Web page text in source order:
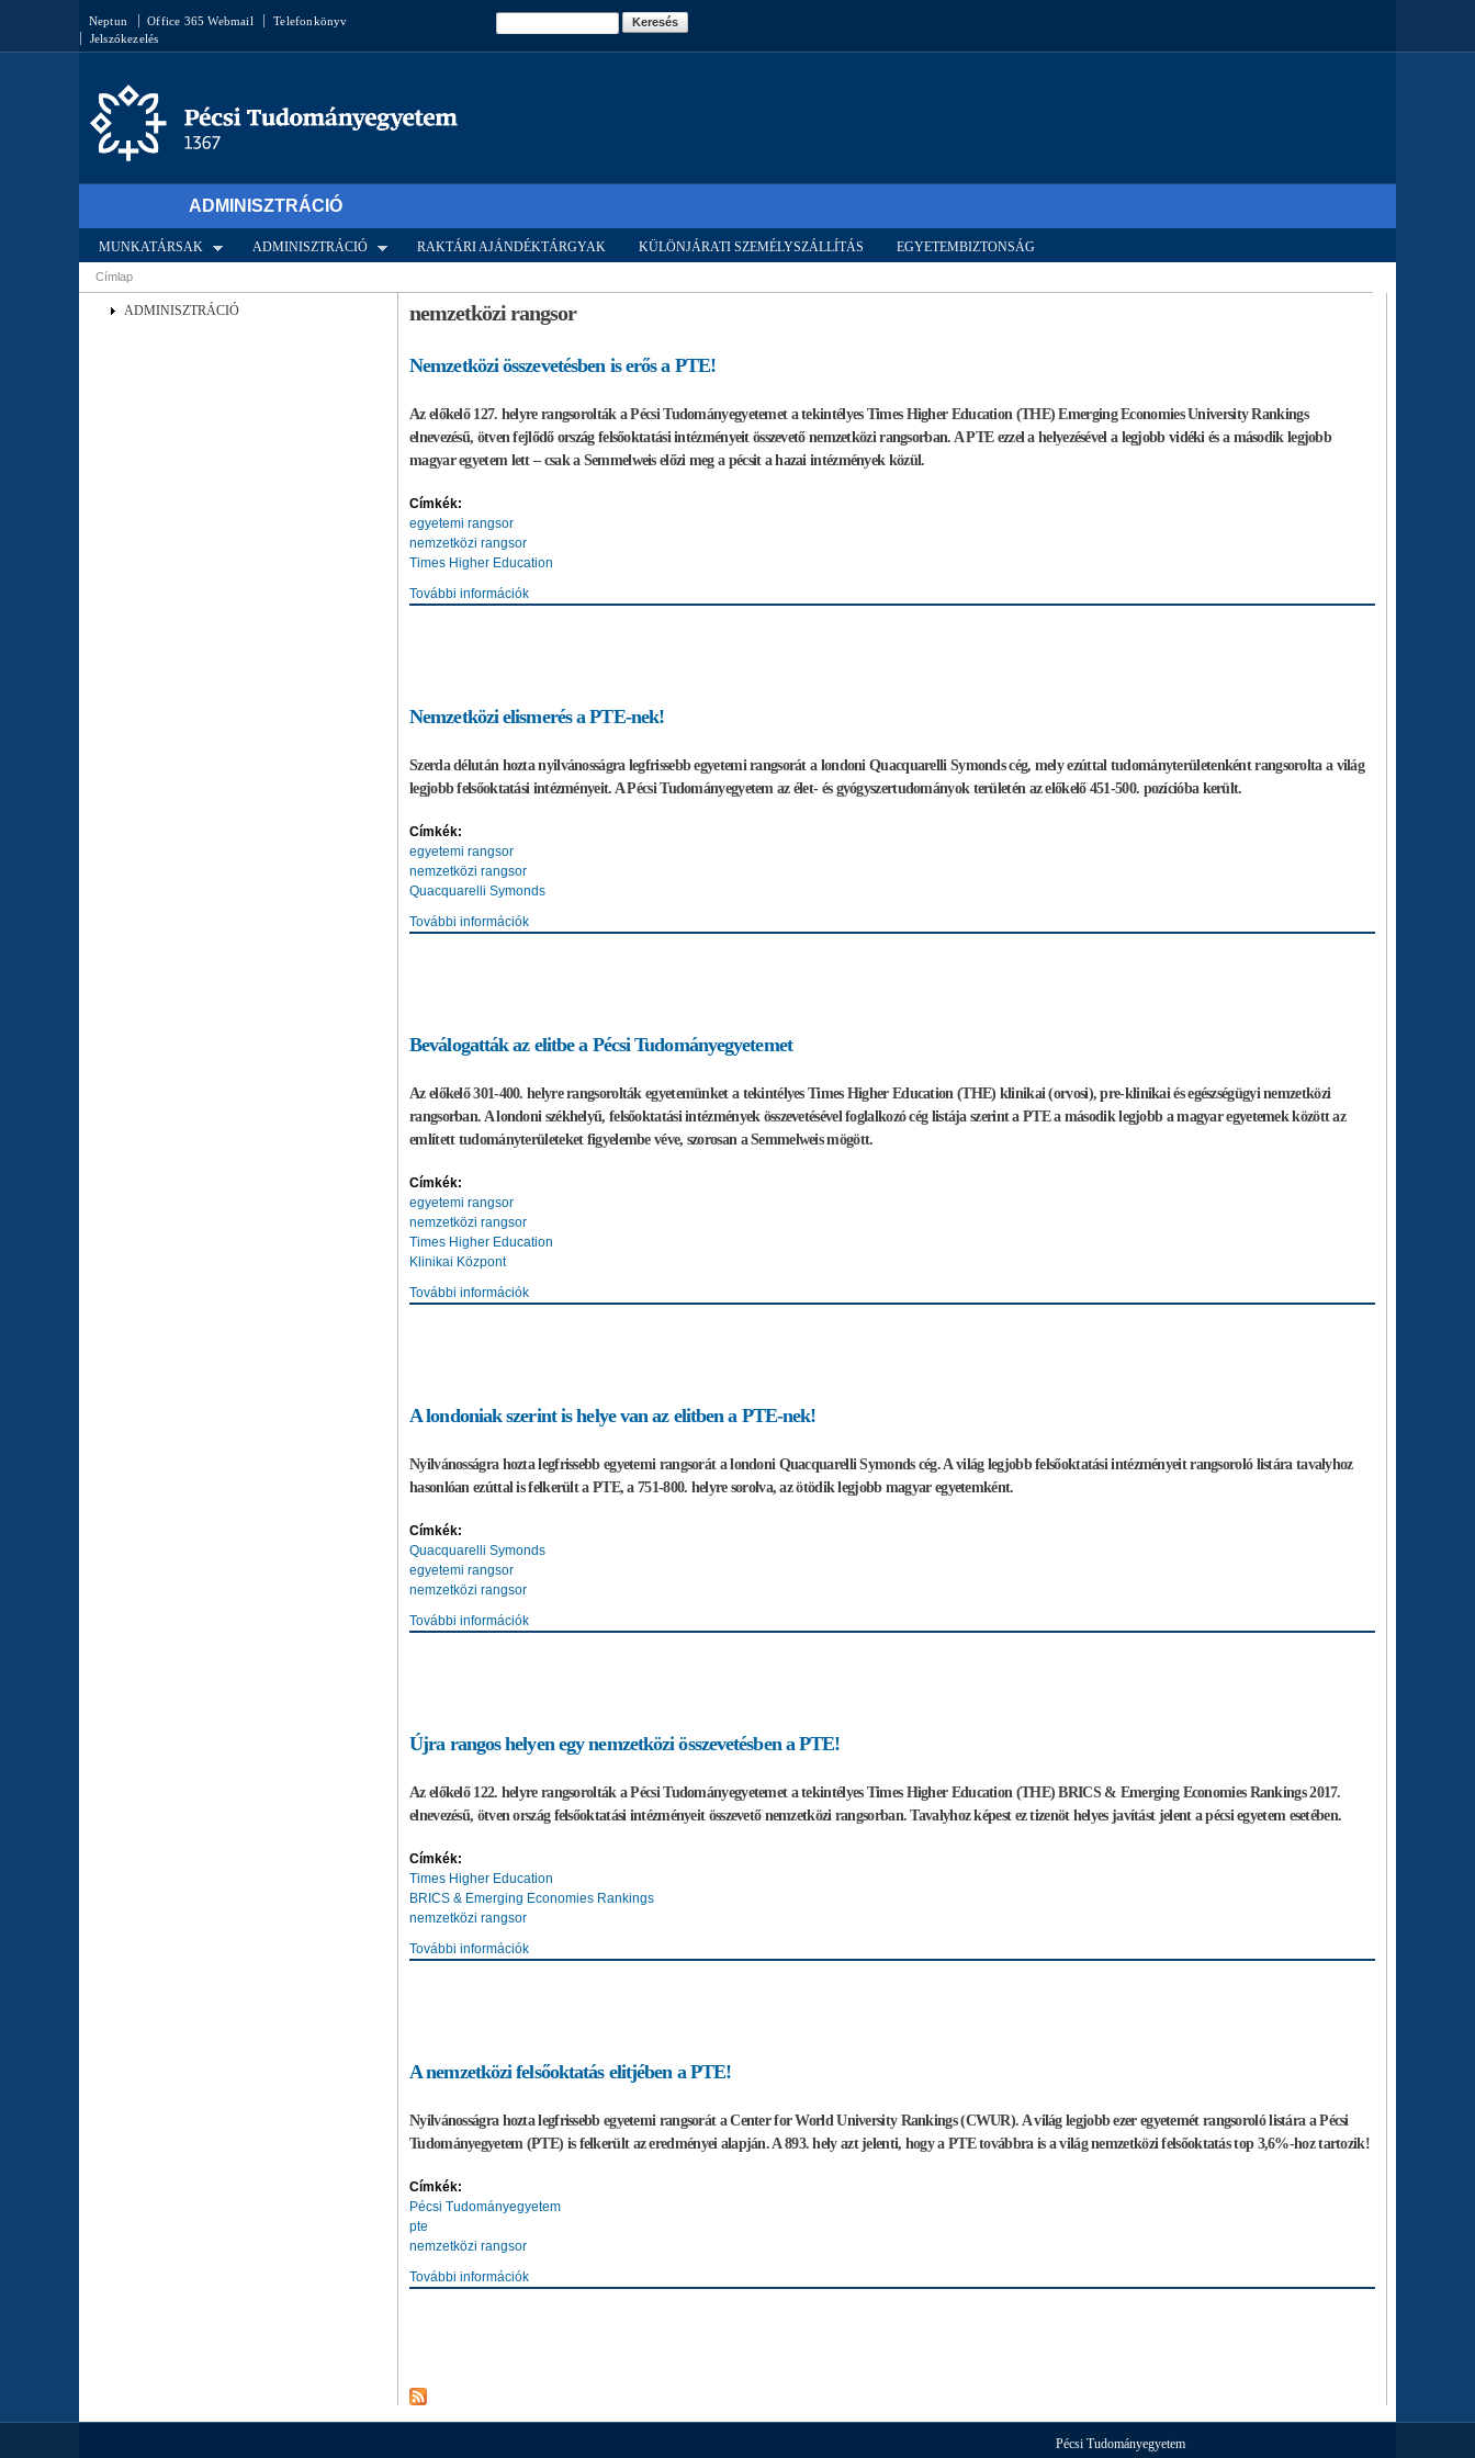
Ugrás a
tartalomra
Neptun Office 365 Webmail
Telefonkönyv
Jelszókezelés
Keresés
ADMINISZTRÁCIÓ
MUNKATÁRSAK ADMINISZTRÁCIÓ RAKTÁRI AJÁNDÉKTÁRGYAK KÜLÖNJÁRATI SZEMÉLYSZÁLLÍTÁS EGYETEMBIZTONSÁG
Jelenlegi hely
Címlap
ADMINISZTRÁCIÓ nemzetközi rangsor
Nemzetközi összevetésben is erős a PTE!
Az előkelő 127. helyre rangsorolták a Pécsi Tudományegyetemet a tekintélyes Times Higher Education (THE) Emerging Economies University Rankings
elnevezésű, ötven fejlődő ország felsőoktatási intézményeit összevető nemzetközi rangsorban. A PTE ezzel a helyezésével a legjobb vidéki és a második legjobb
magyar egyetem lett – csak a Semmelweis előzi meg a pécsit a hazai intézmények közül.
Címkék:
egyetemi rangsor
nemzetközi rangsor
Times Higher Education
További információk
Nemzetközi elismerés a PTE-nek!
Szerda délután hozta nyilvánosságra legfrissebb egyetemi rangsorát a londoni Quacquarelli Symonds cég, mely ezúttal tudományterületenként rangsorolta a világ
legjobb felsőoktatási intézményeit. A Pécsi Tudományegyetem az élet- és gyógyszertudományok területén az előkelő 451-500. pozícióba került.
Címkék:
egyetemi rangsor
nemzetközi rangsor
Quacquarelli Symonds
További információk
Beválogatták az elitbe a Pécsi Tudományegyetemet
Az előkelő 301-400. helyre rangsorolták egyetemünket a tekintélyes Times Higher Education (THE) klinikai (orvosi), pre-klinikai és egészségügyi nemzetközi
rangsorban. A londoni székhelyű, felsőoktatási intézmények összevetésével foglalkozó cég listája szerint a PTE a második legjobb a magyar egyetemek között az
említett tudományterületeket figyelembe véve, szorosan a Semmelweis mögött.
Címkék:
egyetemi rangsor
nemzetközi rangsor
Times Higher Education
Klinikai Központ
További információk
A londoniak szerint is helye van az elitben a PTE-nek!
Nyilvánosságra hozta legfrissebb egyetemi rangsorát a londoni Quacquarelli Symonds cég. A világ legjobb felsőoktatási intézményeit rangsoroló listára tavalyhoz
hasonlóan ezúttal is felkerült a PTE, a 751-800. helyre sorolva, az ötödik legjobb magyar egyetemként.
Címkék:
Quacquarelli Symonds
egyetemi rangsor
nemzetközi rangsor
További információk
Újra rangos helyen egy nemzetközi összevetésben a PTE!
Az előkelő 122. helyre rangsorolták a Pécsi Tudományegyetemet a tekintélyes Times Higher Education (THE) BRICS & Emerging Economies Rankings 2017.
elnevezésű, ötven ország felsőoktatási intézményeit összevető nemzetközi rangsorban. Tavalyhoz képest ez tizenöt helyes javítást jelent a pécsi egyetem esetében.
Címkék:
Times Higher Education
BRICS & Emerging Economies Rankings
nemzetközi rangsor
További információk
A nemzetközi felsőoktatás elitjében a PTE!
Nyilvánosságra hozta legfrissebb egyetemi rangsorát a Center for World University Rankings (CWUR). A világ legjobb ezer egyetemét rangsoroló listára a Pécsi
Tudományegyetem (PTE) is felkerült az eredményei alapján. A 893. hely azt jelenti, hogy a PTE továbbra is a világ nemzetközi felsőoktatás top 3,6%-hoz tartozik!
Címkék:
Pécsi Tudományegyetem
pte
nemzetközi rangsor
További információk
Pécsi Tudományegyetem